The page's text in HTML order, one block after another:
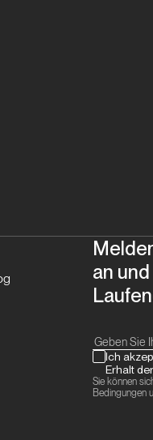
an
Ich
Erhalt
Sie können
Bedingungen